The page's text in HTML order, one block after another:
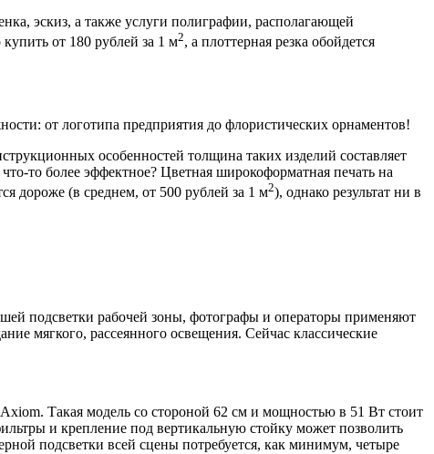
эскиз, а также услуги полиграфии, располагающей
от 180 рублей за 1 м2, а плоттерная резка обойдется
от логотипа предприятия до флористических орнаментов!
особенностей толщина таких изделий составляет
то более эффектное? Цветная широкоформатная печать на
дороже (в среднем, от 500 рублей за 1 м2), однако результат ни в
подсветки рабочей зоны, фотографы и операторы применяют
мягкого, рассеянного освещения. Сейчас классические
Такая модель со стороной 62 см и мощностью в 51 Вт стоит
и крепление под вертикальную стойку может позволить
подсветки всей сцены потребуется, как минимум, четыре